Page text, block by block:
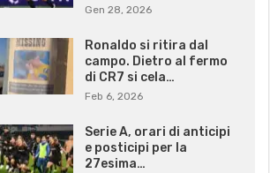
Gen 28, 2026
Ronaldo si ritira dal
campo. Dietro al fermo
di CR7 si cela…
Feb 6, 2026
Serie A, orari di anticipi
e posticipi per la
27esima…